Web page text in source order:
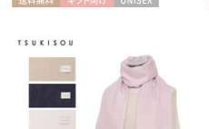
料
向け